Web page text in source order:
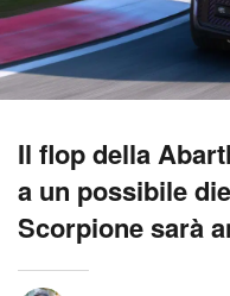
Il flop della
a un possibile
Scorpione sarà